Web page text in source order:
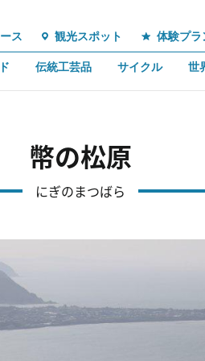
ス 観光スポット 体験プラ
伝統工芸品 サイクル 世
幣の松原
にぎのまつばら